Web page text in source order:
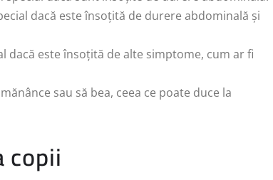
dacă este însoțită de durere abdominală și
dacă este însoțită de alte simptome, cum ar fi
sau să bea, ceea ce poate duce la
copii